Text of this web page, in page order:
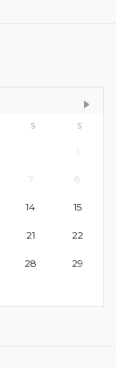
S S
1
7 8
14 15
21 22
28 29